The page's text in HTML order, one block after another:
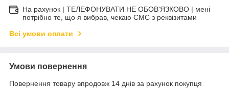
На рахунок | ТЕЛЕФОНУВАТИ НЕ ОБОВ'ЯЗКОВО | мені
потрібно те, що я вибрав, чекаю СМС з реквізитами
Всі умови оплати
Умови повернення
Повернення товару впродовж 14 днів за рахунок покупця